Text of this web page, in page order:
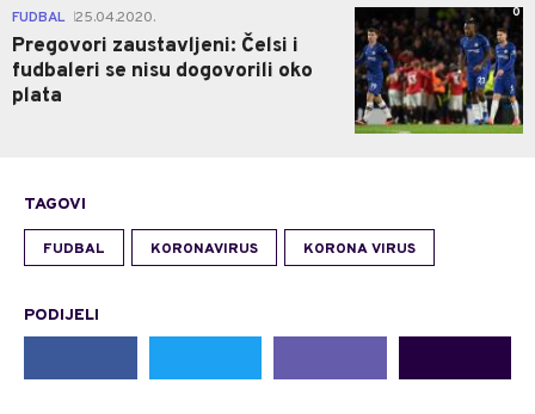
FUDBAL 25.04.2020.
Pregovori zaustavljeni: Čelsi i
fudbaleri se nisu dogovorili oko
plata
0
TAGOVI
FUDBAL KORONAVIRUS KORONA VIRUS
PODIJELI